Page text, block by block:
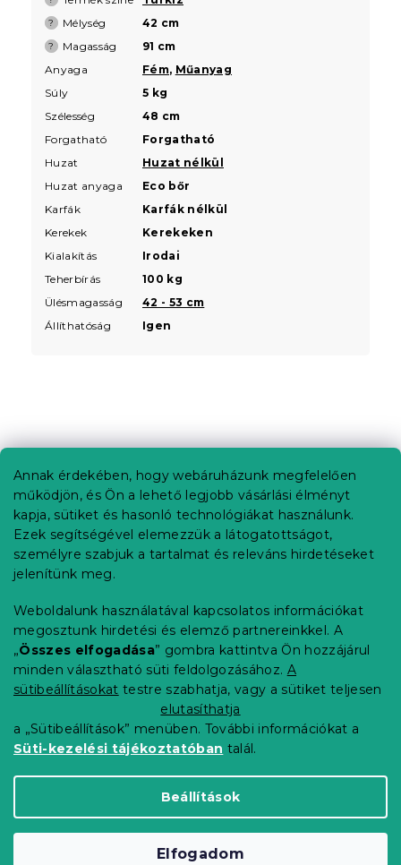
Annak érdekében, hogy webáruházunk megfelelően
működjön, és Ön a lehető legjobb vásárlási élményt
kapja, sütiket és hasonló technológiákat használunk.
Ezek segítségével elemezzük a látogatottságot,
személyre szabjuk a tartalmat és releváns hirdetéseket
jelenítünk meg.
Weboldalunk használatával kapcsolatos információkat
megosztunk hirdetési és elemző partnereinkkel. A
„Összes elfogadása” gombra kattintva Ön hozzájárul
minden választható süti feldolgozásához. A
sütibeállításokat testre szabhatja, vagy a sütiket teljesen
elutasíthatja
a „Sütibeállítások” menüben. További információkat a
Süti-kezelési tájékoztatóban talál.
Beállítások
Elfogadom
? Mélység 42 cm
? Magasság
91 cm
Anyaga
Fém, Műanyag
Súly
5 kg
Szélesség
48 cm
Forgatható
Forgatható
Huzat
Huzat nélkül
Huzat anyaga
Eco bőr
Karfák
Karfák nélkül
Kerekek
Kerekeken
Kialakítás
Irodai
Teherbírás
100 kg
Ülésmagasság
42 - 53 cm
Állíthatóság
Igen
á
Információ az Ön számára
Rendelés követése
Szállítási lehetőségek
Fizetési lehetőségek
Reklamáció és áruvisszaküldés
Elérhetőség
Általános szerződési feltételek
Adatvédelmi nyilatkozat
Blog
Partnereinknek
Copyright 2026Elerheto otthon. Minden jog
Süti beállítások szerkesztése